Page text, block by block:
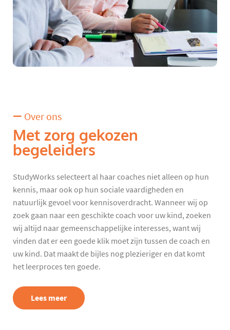
Over ons
Met zorg gekozen
begeleiders
StudyWorks selecteert al haar coaches niet alleen op hun
kennis, maar ook op hun sociale vaardigheden en
natuurlijk gevoel voor kennisoverdracht. Wanneer wij op
zoek gaan naar een geschikte coach voor uw kind, zoeken
wij altijd naar gemeenschappelijke interesses, want wij
vinden dat er een goede klik moet zijn tussen de coach en
uw kind. Dat maakt de bijles nog plezieriger en dat komt
het leerproces ten goede.
Lees meer